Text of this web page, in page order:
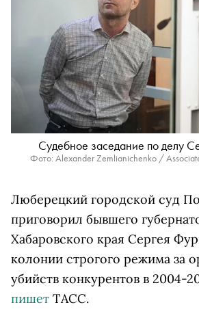
Судебное заседание по делу
Фото: Alexander Zemlianichenko /
Люберецкий городской суд
приговорил бывшего
Хабаровского края Сергея
колонии строгого режима за
убийств конкурентов в 2004-
пишет ТАСС.